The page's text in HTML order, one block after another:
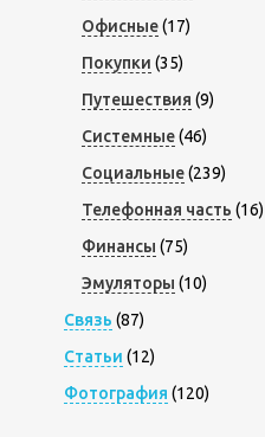
Офисные(17)
Покупки (35)
Путешествия (9)
Системные(46)
Социальные(239)
Телефонная часть (16)
Финансы (75)
Эмуляторы (10)
Связь (87)
Статьи (12)
Фотография (120)